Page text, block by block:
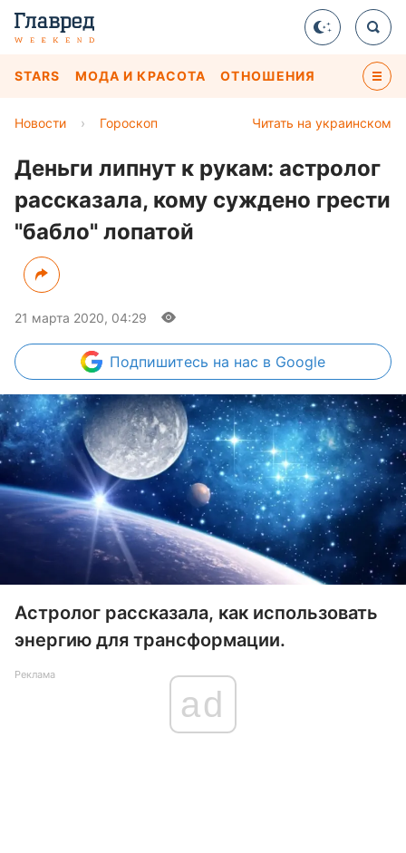
STARS МОДА И КРАСОТА ОТНОШЕНИЯ
Читать на украинском
Новости › Гороскоп
Деньги липнут к рукам: астролог
рассказала, кому суждено грести
"бабло" лопатой
21 марта 2020, 04:29
Подпишитесь на нас в Google
Астролог рассказала, как использовать
энергию для трансформации.
Реклама
ad